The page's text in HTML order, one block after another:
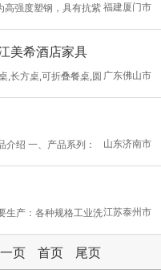
为一体的专业化公司。 公司
、电力塔填料、除水器、玻璃钢
福建厦门市
高强度塑钢，具有抗紫
2.外形运用独特道流设计，防
组合，产生共鸣。 4.直接式设
式设计与德/荷/意等国家同步，
客，散热快，质量轻。 11．百
美希酒店家具
广东佛山市
,长方桌,可折叠餐桌,圆
山东济南市
介绍 一、产品系列：
、铝箔（厚度0.05—300mm，宽
求剪切），各专用板如下： A
涂，板筋加工） B 各种热轧合金
保温专用板，用于化工、电力等
江苏泰州市
生产：各种规格工业洗
烫平机、全自动洗脱机、水洗
衣染色、袜子染色机、皮革揉纹
页 首页 尾页